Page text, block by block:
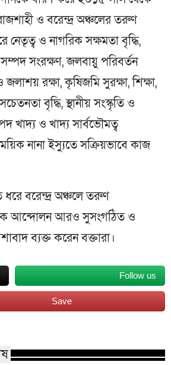
ও বরেন্দ্র অঞ্চলের তরুণ
ও নাগরিক সক্ষমতা বৃদ্ধি,
সংরক্ষণ, জলবায়ু পরিবর্তন
রক্ষা, কৃষিজমি সুরক্ষা, শিক্ষা,
বৃদ্ধি, স্থানীয় সংস্কৃতি ও
খাদ্য ও খাদ্য সার্বভৌমত্ব
নানা ইস্যুতে সক্রিয়ভাবে কাজ
বরেন্দ্র অঞ্চলে তরুণ
আন্দোলন আরও সুসংগঠিত ও
ব্যক্ত করেন বক্তারা।
Follow us
Save